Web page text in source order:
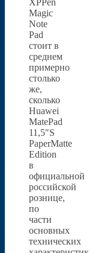
Magic
Note
Pad
стоит в
среднем
примерно
столько
же,
сколько
Huawei
MatePad
11,5″S
PaperMatte
Edition
в
официальной
российской
рознице,
по
части
основных
технических